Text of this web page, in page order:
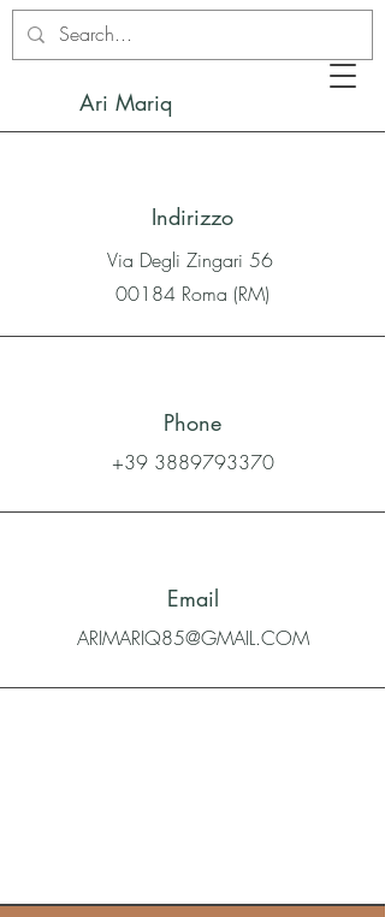
Ari Mariq
Indirizzo
Via Degli Zingari 56
00184 Roma (RM)
Phone
+39 3889793370
Email
ARIMARIQ85@GMAIL.COM